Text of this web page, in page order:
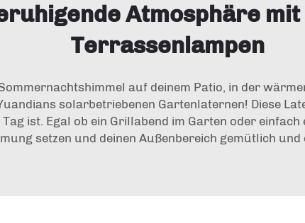
Atmosphäre
Terrassenlampen
auf deinem Patio, in der
solarbetriebenen Gartenlaternen! Diese
ist. Egal ob ein Grillabend im Garten oder
setzen und deinen Außenbereich gemütlich und